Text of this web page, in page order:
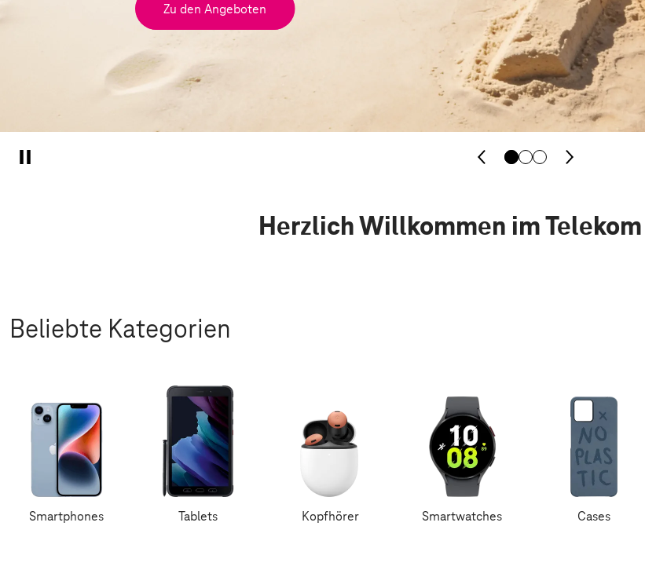
Zu den Angeboten
Herzlich Willkommen im
Beliebte Kategorien
Smartphones Tablets Kopfhörer Smartwatches Cases